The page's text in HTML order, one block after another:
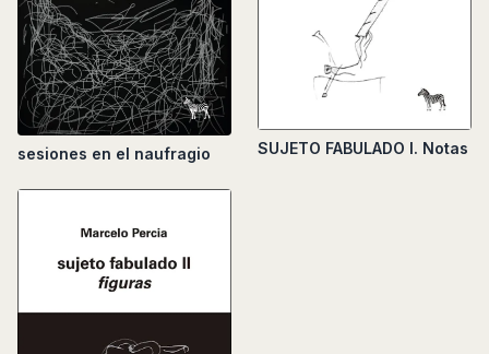
sesiones en el naufragio SUJETO FABULADO I. Notas